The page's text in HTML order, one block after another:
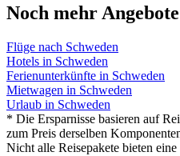
Noch mehr
Flüge nach Schweden
Hotels in Schweden
Ferienunterkünfte in Schweden
Mietwagen in Schweden
Urlaub in Schweden
* Die Ersparnisse basieren auf
zum Preis derselben
Nicht alle Reisepakete bieten eine